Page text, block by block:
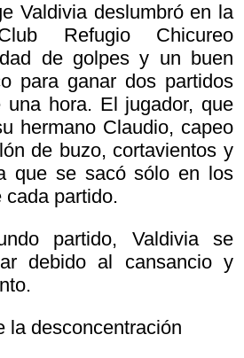
Valdivia deslumbró en la
Refugio Chicureo
de golpes y un buen
para ganar dos partidos
hora. El jugador, que
hermano Claudio, capeo
de buzo, cortavientos y
que se sacó sólo en los
cada partido.
partido, Valdivia se
debido al cansancio y
la desconcentración